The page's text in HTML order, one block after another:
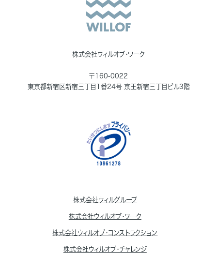
株式会社ウィルオブ・ワーク
〒160-0022
東京都新宿区新宿三丁目1番24号 京王新宿三丁目ビル3階
株式会社ウィルグループ
株式会社ウィルオブ・ワーク
株式会社ウィルオブ・コンストラクション
株式会社ウィルオブ・チャレンジ